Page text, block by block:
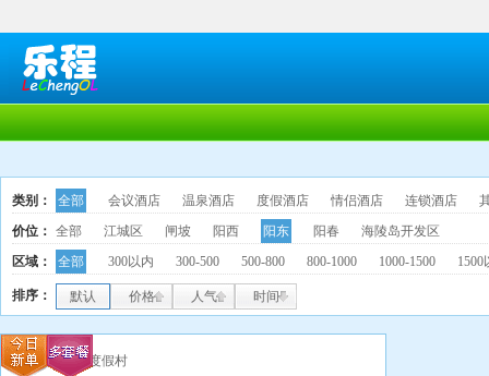
类别： 全部 会议酒店 温泉酒店 度假酒店 情侣酒店 连锁酒店
价位： 全部 江城区 闸坡 阳西 阳东 阳春
海陵岛开发区
区域：
全部 300以内 300-500 500-800 800-1000 1000-1500 1500
排序： 默认 价格 人气 时间